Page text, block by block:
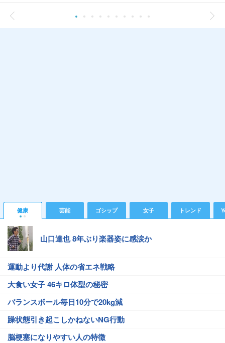
健康 芸能 ゴシップ 女子 トレンド
山口達也 8年ぶり楽器姿に感涙か
運動より代謝 人体の省エネ戦略
大食い女子 46キロ体型の秘密
バランスボール毎日10分で20kg減
躁状態引き起こしかねないNG行動
脳梗塞になりやすい人の特徴